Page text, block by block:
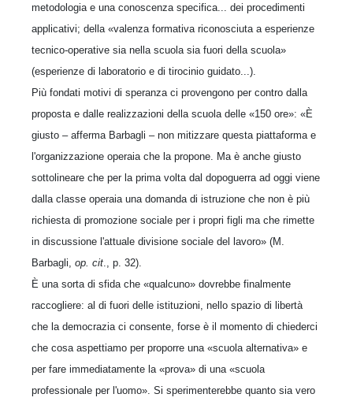
metodologia e una conoscenza specifica... dei procedimenti
applicativi; della «valenza formativa riconosciuta a esperienze
tecnico-operative sia nella scuola sia fuori della scuola»
(esperienze di laboratorio e di tirocinio guidato...).
Più fondati motivi di speranza ci provengono per contro dalla
proposta e dalle realizzazioni della scuola delle «150 ore»: «È
giusto – afferma Barbagli – non mitizzare questa piattaforma e
l'organizzazione operaia che la propone. Ma è anche giusto
sottolineare che per la prima volta dal dopoguerra ad oggi viene
dalla classe operaia una domanda di istruzione che non è più
richiesta di promozione sociale per i propri figli ma che rimette
in discussione l'attuale divisione sociale del lavoro» (M.
Barbagli, op. cit ., p. 32).
È una sorta di sfida che «qualcuno» dovrebbe finalmente
raccogliere: al di fuori delle istituzioni, nello spazio di libertà
che la democrazia ci consente, forse è il momento di chiederci
che cosa aspettiamo per proporre una «scuola alternativa» e
per fare immediatamente la «prova» di una «scuola
professionale per l'uomo». Si sperimenterebbe quanto sia vero